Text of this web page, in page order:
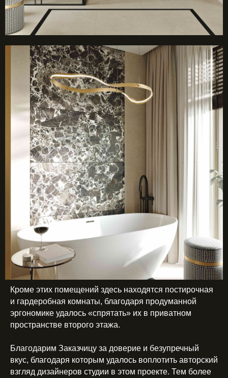
Кроме этих помещений здесь находятся постирочная
и гардеробная комнаты, благодаря продуманной
эргономике удалось «спрятать» их в приватном
пространстве второго этажа.
Благодарим Заказчицу за доверие и безупречный
вкус, благодаря которым удалось воплотить авторский
взгляд дизайнеров студии в этом проекте. Тем более